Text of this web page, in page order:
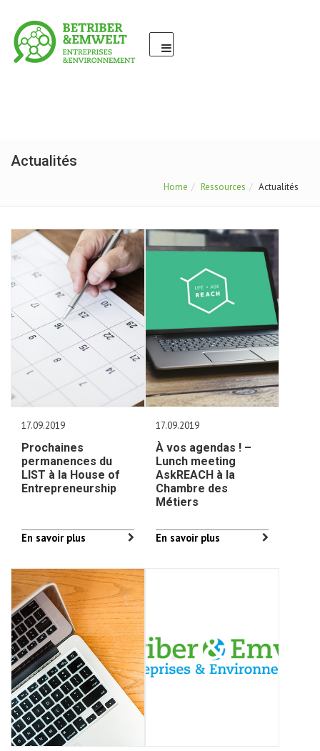
Actualités
Home Ressources Actualités
17.09.2019
Prochaines
permanences du
LIST à la House of
Entrepreneurship
En savoir plus
17.09.2019
À vos agendas ! –
Lunch meeting
AskREACH à la
Chambre des
Métiers
En savoir plus